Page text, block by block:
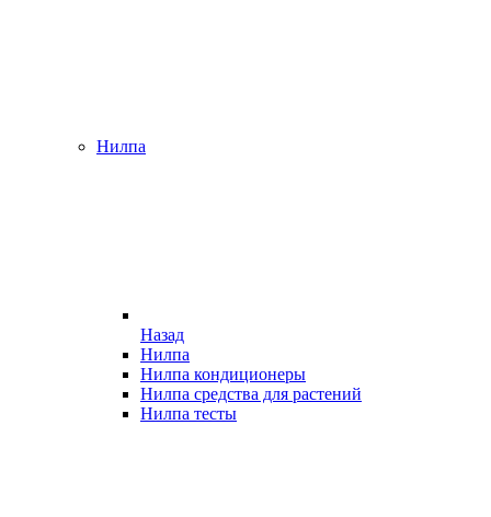
Нилпа
Назад
Нилпа
Нилпа кондиционеры
Нилпа средства для растений
Нилпа тесты